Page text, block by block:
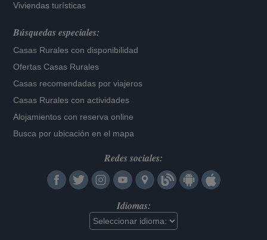
Viviendas turísticas
Búsquedas especiales:
Casas Rurales con disponibilidad
Ofertas Casas Rurales
Casas recomendadas por viajeros
Casas Rurales con actividades
Alojamientos con reserva online
Busca por ubicación en el mapa
Redes sociales:
Idiomas: